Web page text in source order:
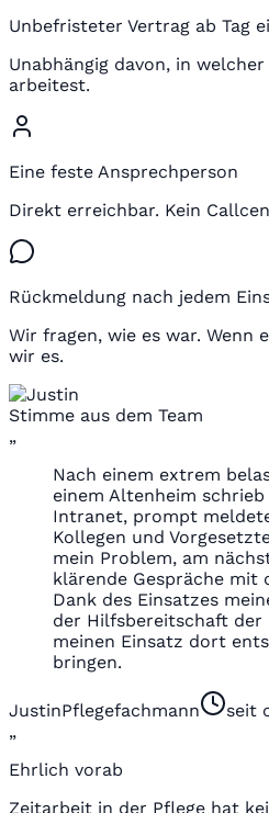
Unbefristeter Vertrag ab Tag
Unabhängig davon, in
arbeitest.
Eine feste Ansprechperson
Direkt erreichbar. Kein
Rückmeldung nach jedem
Wir fragen, wie es war. Wenn
wir es.
Stimme aus dem Team
„
Nach einem extrem
einem Altenheim
Intranet, prompt
Kollegen und
mein Problem, am
klärende Gespräche mit
Dank des Einsatzes
der Hilfsbereitschaft der
meinen Einsatz dort
bringen.
JustinPflegefachmann
seit
„
Ehrlich vorab
Zeitarbeit in der Pflege hat